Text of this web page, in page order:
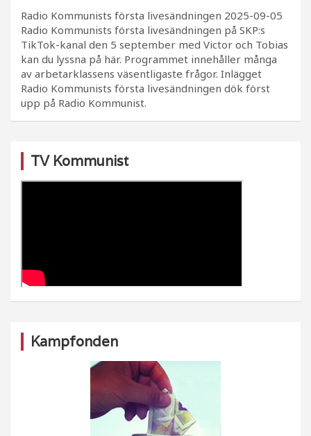
Radio Kommunists första livesändningen 2025-09-05
Radio Kommunists första livesändningen på SKP:s
TikTok-kanal den 5 september med Victor och Tobias
kan du lyssna på här. Programmet innehåller många
av arbetarklassens väsentligaste frågor. Inlägget
Radio Kommunists första livesändningen dök först
upp på Radio Kommunist.
TV Kommunist
Kampfonden